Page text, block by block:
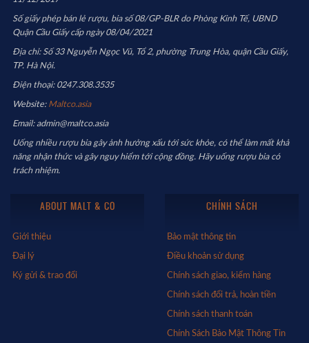
Số giấy phép bán lẻ rượu, bia số 08/GP-BLR do Phòng Kinh Tế, UBND
Quận Cầu Giấy cấp ngày 08/04/2021
Địa chỉ: Số 33 Nguyễn Ngọc Vũ, Tổ 2, phường Trung Hòa, quận Cầu Giấy,
TP. Hà Nội.
Điện thoại: 0247.308.3535
Website: Maltco.asia
Email: admin@maltco.asia
Uống nhiều rượu bia gây ảnh hưởng xấu tới sức khỏe, có thể làm mất khả
năng nhận thức và gây nguy hiểm tới cộng đồng. Hãy uống rượu bia có
trách nhiệm.
ABOUT MALT & CO
Giới thiệu
Đại lý
Ký gửi & trao đổi
CHÍNH SÁCH
Bảo mật thông tin
Điều khoản sử dụng
Chính sách giao, kiểm hàng
Chính sách đổi trả, hoàn tiền
Chính sách thanh toán
Chính Sách Bảo Mật Thông Tin